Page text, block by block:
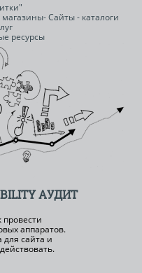
магазины- Сайты - каталоги
ресурсы
АУДИТ
аппаратов.
для сайта и